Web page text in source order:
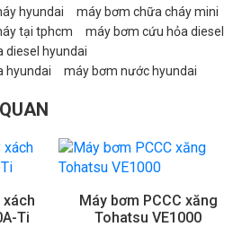
hyundai
máy bơm chữa cháy mini
tại tphcm
máy bơm cứu hỏa diesel
diesel hyundai
hyundai
máy bơm nước hyundai
xách
Ti
Máy bơm PCCC xăng
Tohatsu VE1000